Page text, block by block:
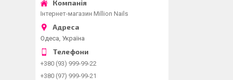
Інтернет-магазин Million Nails
Одеса, Україна
+380 (93) 999-99-22
+380 (97) 999-99-21